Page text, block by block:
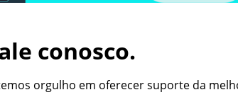
conosco.
orgulho em oferecer suporte da